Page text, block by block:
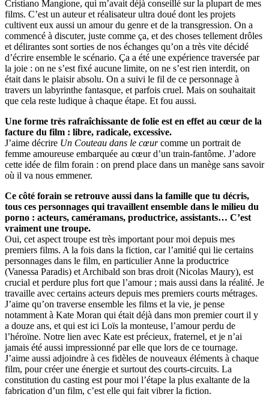
Cristiano Mangione, qui m’avait déjà conseillé sur la plupart de mes
films. C’est un auteur et réalisateur ultra doué dont les projets
cultivent eux aussi un amour du genre et de la transgression. On a
commencé à discuter, juste comme ça, et des choses tellement drôles
et délirantes sont sorties de nos échanges qu’on a très vite décidé
d’écrire ensemble le scénario. Ça a été une expérience traversée par
la joie : on ne s’est fixé aucune limite, on ne s’est rien interdit, on
était dans le plaisir absolu. On a suivi le fil de ce personnage à
travers un labyrinthe fantasque, et parfois cruel. Mais on souhaitait
que cela reste ludique à chaque étape. Et fou aussi.
Une forme très rafraîchissante de folie est en effet au cœur de la
facture du film : libre, radicale, excessive.
J’aime décrire Un Couteau dans le cœurcomme un portrait de
femme amoureuse embarquée au cœur d’un train-fantôme. J’adore
cette idée de film forain : on prend place dans un manège sans savoir
où il va nous emmener.
Ce côté forain se retrouve aussi dans la famille que tu décris,
tous ces personnages qui travaillent ensemble dans le milieu du
porno : acteurs, caméramans, productrice, assistants… C’est
vraiment une troupe.
Oui, cet aspect troupe est très important pour moi depuis mes
premiers films. A la fois dans la fiction, car l’amitié qui lie certains
personnages dans le film, en particulier Anne la productrice
(Vanessa Paradis) et Archibald son bras droit (Nicolas Maury), est
crucial et perdure plus fort que l’amour ; mais aussi dans la réalité. Je
travaille avec certains acteurs depuis mes premiers courts métrages.
J’aime qu’on traverse ensemble les films et la vie, je pense
notamment à Kate Moran qui était déjà dans mon premier court il y
a douze ans, et qui est ici Loïs la monteuse, l’amour perdu de
l’héroïne. Notre lien avec Kate est précieux, fraternel, et je n’ai
jamais été aussi impressionné par elle que lors de ce tournage.
J’aime aussi adjoindre à ces fidèles de nouveaux éléments à chaque
film, pour créer une énergie et surtout des courts-circuits. La
constitution du casting est pour moi l’étape la plus exaltante de la
fabrication d’un film, c’est elle qui fait vibrer la fiction.